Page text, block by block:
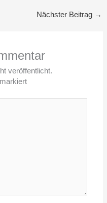
Nächster Beitrag →
veröffentlicht.
markiert